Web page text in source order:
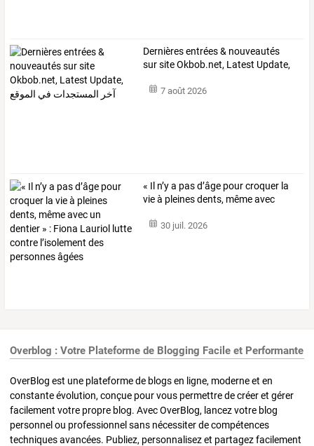
Dernièresentrées& nouveautés
sursiteOkbob.net, Latest Update,
7 août 2026
« Il n’ya pasd’âge pourcroquer la
vieà pleinesdents, mêmeavec
30 juil. 2026
Overblog : Votre Plateforme de Blogging Facile et Performante
OverBlog est une plateforme de blogs en ligne, moderne et en
constante évolution, conçue pour vous permettre de créer et gérer
facilement votre propre blog. Avec OverBlog, lancez votre blog
personnel ou professionnel sans nécessiter de compétences
techniques avancées. Publiez, personnalisez et partagez facilement